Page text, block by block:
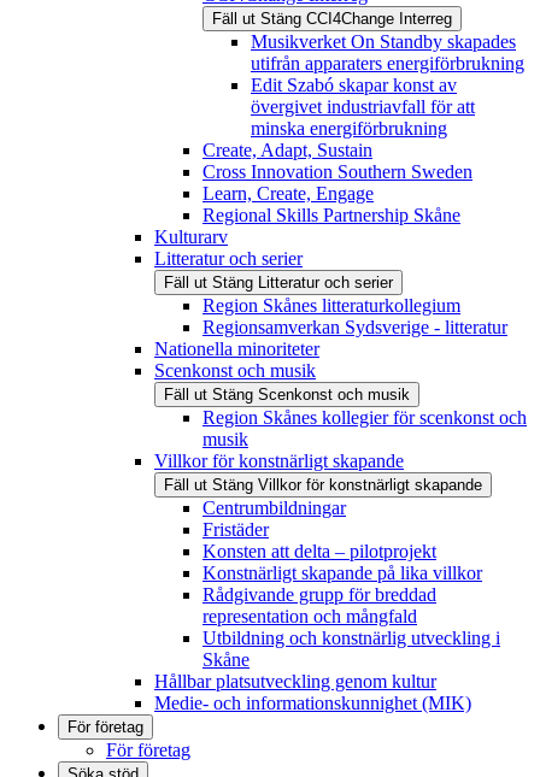
Fäll ut Stäng CCI4Change Interreg
Musikverket On Standby skapades
utifrån apparaters energiförbrukning
Edit Szabó skapar konst av
övergivet industriavfall för att
minska energiförbrukning
Create, Adapt, Sustain
Cross Innovation Southern Sweden
Learn, Create, Engage
Regional Skills Partnership Skåne
Kulturarv
Litteratur och serier
Fäll ut Stäng Litteratur och serier
Region Skånes litteraturkollegium
Regionsamverkan Sydsverige - litteratur
Nationella minoriteter
Scenkonst och musik
Fäll ut Stäng Scenkonst och musik
Region Skånes kollegier för scenkonst och
musik
Villkor för konstnärligt skapande
Fäll ut Stäng Villkor för konstnärligt skapande
Centrumbildningar
Fristäder
Konsten att delta – pilotprojekt
Konstnärligt skapande på lika villkor
Rådgivande grupp för breddad
representation och mångfald
Utbildning och konstnärlig utveckling i
Skåne
Hållbar platsutveckling genom kultur
Medie- och informationskunnighet (MIK)
För företag
För företag